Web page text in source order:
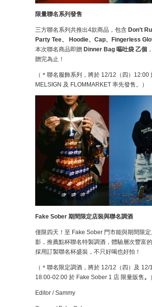
限量聯名系列發售
三方聯名系列共推出4款商品，包含 Don’t
Party Tee、 Hoodie、Cap、Fingerless
本次聯名商品即贈 Dinner Bag 嘔吐袋 乙個
贈完為止！
（＊聯名服飾系列，將於 12/12（四）12:00
MELSIGN 及 FLOMMARKET 率先發售。）
Fake Sober 期間限定店裝與聯名調酒
僅限四天！至 Fake Sober 門市能與期間限
影，推薦點杯聯名特製調酒，體驗層次豐富
採用訂製聯名杯盛裝，不只好喝也好拍！
（＊聯名限定調酒，將於 12/12（四）及 12/
18:00-02:00 於 Fake Sober 1 店 限量販售。 ）
Editor / Sammy